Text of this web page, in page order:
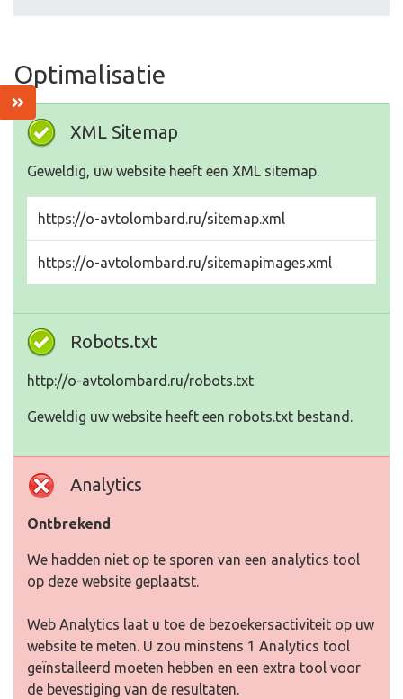
Optimalisatie
XML Sitemap
Geweldig, uw website heeft een XML sitemap.
https://o-avtolombard.ru/sitemap.xml
https://o-avtolombard.ru/sitemapimages.xml
Robots.txt
http://o-avtolombard.ru/robots.txt
Geweldig uw website heeft een robots.txt bestand.
Analytics
Ontbrekend
We hadden niet op te sporen van een analytics tool
op deze website geplaatst.
Web Analytics laat u toe de bezoekersactiviteit op uw
website te meten. U zou minstens 1 Analytics tool
geïnstalleerd moeten hebben en een extra tool voor
de bevestiging van de resultaten.